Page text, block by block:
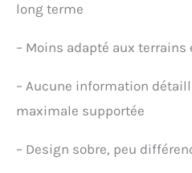
long terme
– Moins adapté aux
– Aucune information
maximale supportée
– Design sobre, peu